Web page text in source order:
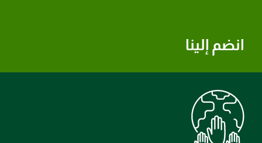
انضم إلينا